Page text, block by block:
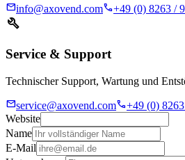
mailinfo@axovend.comcall+49 (0) 8263 /
build
Service & Support
Technischer Support, Wartung und
mailservice@axovend.comcall+49 (0)
Website
Name
E-Mail